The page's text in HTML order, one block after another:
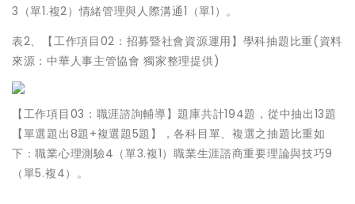
3（單1.複2）情緒管理與人際溝通1（單1）。
表2、【工作項目02：招募暨社會資源運用】學科抽題比重(資料
來源：中華人事主管協會 獨家整理提供)
【工作項目03：職涯諮詢輔導】題庫共計194題，從中抽出13題
【單選題出8題+複選題5題】，各科目單、複選之抽題比重如
下：職業心理測驗4（單3.複1）職業生涯諮商重要理論與技巧9
（單5.複4）。